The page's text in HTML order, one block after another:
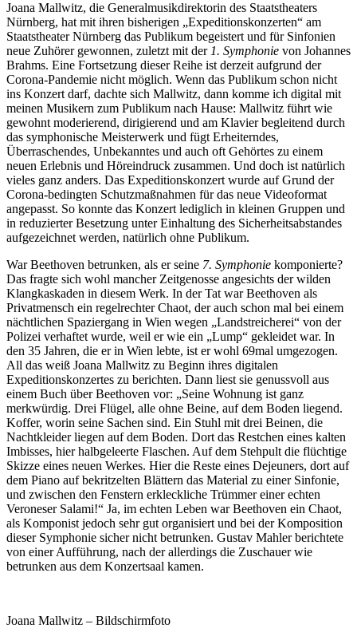
Joana Mallwitz, die Generalmusikdirektorin des Staatstheaters
Nürnberg, hat mit ihren bisherigen „Expeditionskonzerten“ am
Staatstheater Nürnberg das Publikum begeistert und für Sinfonien
neue Zuhörer gewonnen, zuletzt mit der 1. Symphonie von Johannes
Brahms. Eine Fortsetzung dieser Reihe ist derzeit aufgrund der
Corona-Pandemie nicht möglich. Wenn das Publikum schon nicht
ins Konzert darf, dachte sich Mallwitz, dann komme ich digital mit
meinen Musikern zum Publikum nach Hause: Mallwitz führt wie
gewohnt moderierend, dirigierend und am Klavier begleitend durch
das symphonische Meisterwerk und fügt Erheiterndes,
Überraschendes, Unbekanntes und auch oft Gehörtes zu einem
neuen Erlebnis und Höreindruck zusammen. Und doch ist natürlich
vieles ganz anders. Das Expeditionskonzert wurde auf Grund der
Corona-bedingten Schutzmaßnahmen für das neue Videoformat
angepasst. So konnte das Konzert lediglich in kleinen Gruppen und
in reduzierter Besetzung unter Einhaltung des Sicherheitsabstandes
aufgezeichnet werden, natürlich ohne Publikum.
War Beethoven betrunken, als er seine 7. Symphonie komponierte?
Das fragte sich wohl mancher Zeitgenosse angesichts der wilden
Klangkaskaden in diesem Werk. In der Tat war Beethoven als
Privatmensch ein regelrechter Chaot, der auch schon mal bei einem
nächtlichen Spaziergang in Wien wegen „Landstreicherei“ von der
Polizei verhaftet wurde, weil er wie ein „Lump“ gekleidet war. In
den 35 Jahren, die er in Wien lebte, ist er wohl 69mal umgezogen.
All das weiß Joana Mallwitz zu Beginn ihres digitalen
Expeditionskonzertes zu berichten. Dann liest sie genussvoll aus
einem Buch über Beethoven vor: „Seine Wohnung ist ganz
merkwürdig. Drei Flügel, alle ohne Beine, auf dem Boden liegend.
Koffer, worin seine Sachen sind. Ein Stuhl mit drei Beinen, die
Nachtkleider liegen auf dem Boden. Dort das Restchen eines kalten
Imbisses, hier halbgeleerte Flaschen. Auf dem Stehpult die flüchtige
Skizze eines neuen Werkes. Hier die Reste eines Dejeuners, dort auf
dem Piano auf bekritzelten Blättern das Material zu einer Sinfonie,
und zwischen den Fenstern erkleckliche Trümmer einer echten
Veroneser Salami!“ Ja, im echten Leben war Beethoven ein Chaot,
als Komponist jedoch sehr gut organisiert und bei der Komposition
dieser Symphonie sicher nicht betrunken. Gustav Mahler berichtete
von einer Aufführung, nach der allerdings die Zuschauer wie
betrunken aus dem Konzertsaal kamen.
Joana Mallwitz – Bildschirmfoto